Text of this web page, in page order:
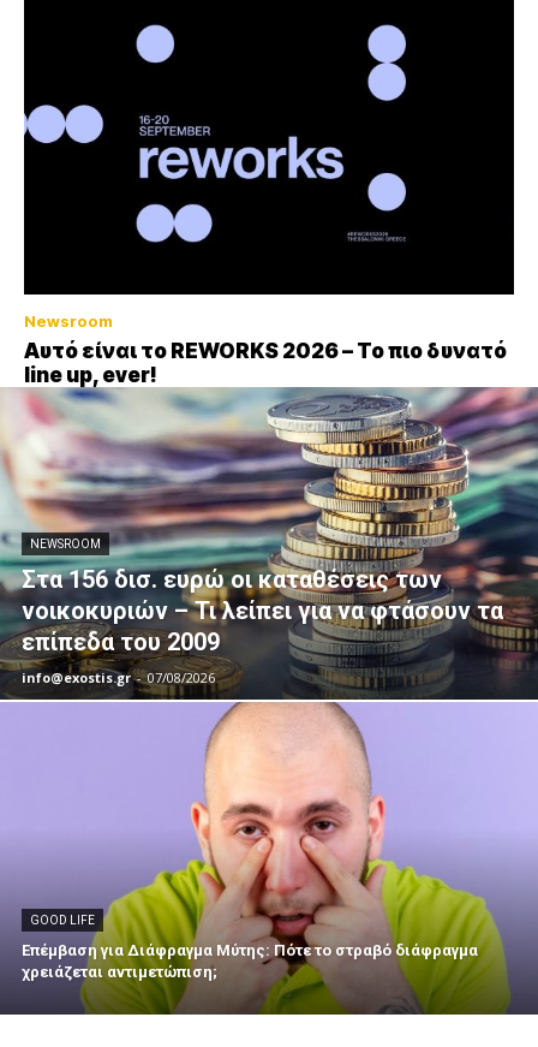
Newsroom
Αυτό είναι το REWORKS 2026 – Το πιο δυνατό
line up, ever!
NEWSROOM
Στα 156 δισ. ευρώ οι καταθέσεις των
νοικοκυριών – Τι λείπει για να φτάσουν τα
επίπεδα του 2009
info@exostis.gr - 07/08/2026
GOOD LIFE
Επέμβαση για Διάφραγμα Μύτης: Πότε το στραβό διάφραγμα
χρειάζεται αντιμετώπιση;